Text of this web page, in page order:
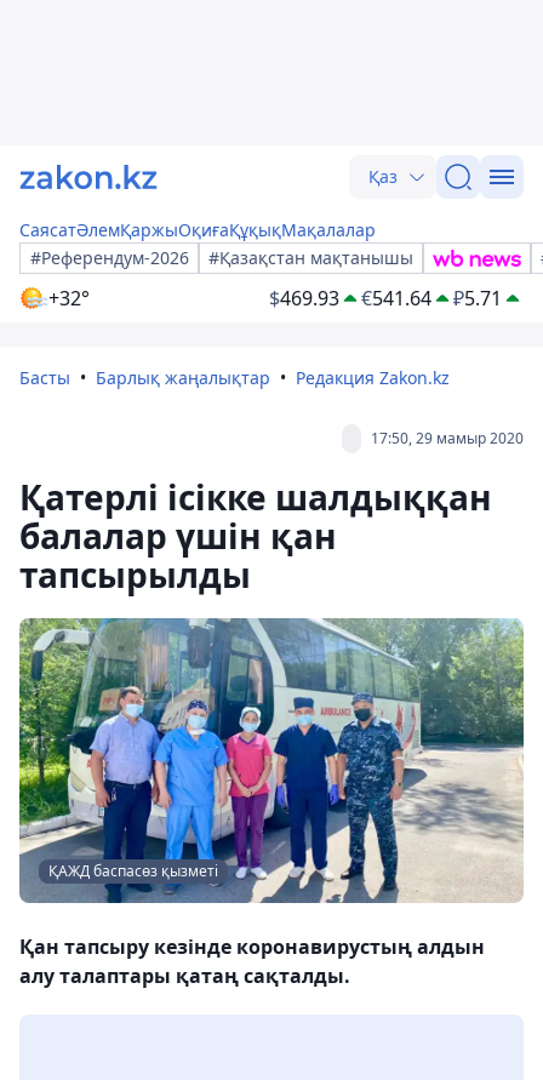
Қаз
СаясатӘлемҚаржыОқиғаҚұқықМақалалар
#Референдум-2026
#Қазақстан мақтанышы
+32° $469.93 €541.64 ₽5.71
Басты Барлық жаңалықтар Редакция Zakon.kz
17:50, 29 мамыр 2020
Қатерлі ісікке шалдыққан
балалар үшін қан
тапсырылды
ҚАЖД баспасөз қызметі
Қан тапсыру кезінде коронавирустың алдын
алу талаптары қатаң сақталды.